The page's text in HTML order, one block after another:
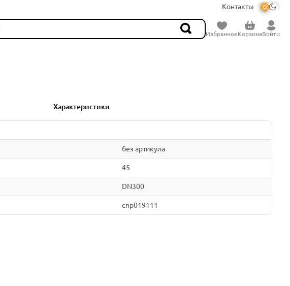
Контакты
ИзбранноеКорзинаВойти
Характеристики
без артикула
45
DN300
cnp019111